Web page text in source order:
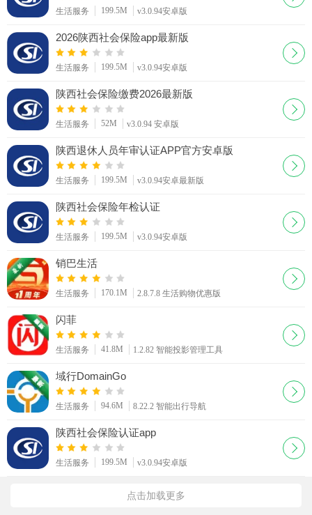
生活服务 199.5M v3.0.94安卓版
2026陕西社会保险app最新版
生活服务 199.5M v3.0.94安卓版
陕西社会保险缴费2026最新版
生活服务 52M v3.0.94 安卓版
陕西退休人员年审认证APP官方安卓版
生活服务 199.5M v3.0.94安卓最新版
陕西社会保险年检认证
生活服务 199.5M v3.0.94安卓版
销巴生活
生活服务 170.1M 2.8.7.8 生活购物优惠版
闪菲
生活服务 41.8M 1.2.82 智能投影管理工具
域行DomainGo
生活服务 94.6M 8.22.2 智能出行导航
陕西社会保险认证app
生活服务 199.5M v3.0.94安卓版
点击加载更多